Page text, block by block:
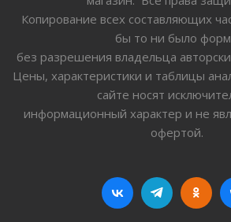
Копирование всех составляющих
бы то ни было
без разрешения владельца
Цены, характеристики и таблицы
сайте носят
информационный характер и не
офертой.